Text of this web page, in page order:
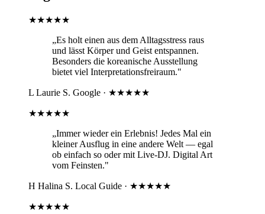
★★★★★
„Es holt einen aus dem Alltagsstress raus
und lässt Körper und Geist entspannen.
Besonders die koreanische Ausstellung
bietet viel Interpretationsfreiraum."
L Laurie S. Google · ★★★★★
★★★★★
„Immer wieder ein Erlebnis! Jedes Mal ein
kleiner Ausflug in eine andere Welt — egal
ob einfach so oder mit Live-DJ. Digital Art
vom Feinsten."
H Halina S. Local Guide · ★★★★★
★★★★★